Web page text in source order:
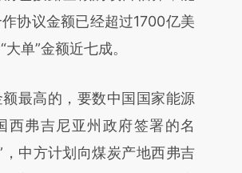
推荐点击链接阅读原文细致
协议金额已经超过1700亿美
单”金额近七成。
高的，要数中国国家能源
西弗吉尼亚州政府签署的名
中方计划向煤炭产地西弗吉